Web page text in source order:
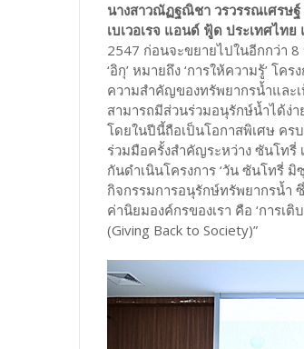
นางสาวณัฏฐณิชา วรวรรณเศรษ
เบเวอเรจ แอนด์ ฟู้ด ประเทศไท
2547 ก่อนจะขยายไปในอีกกว่า 8
‘อิกุ’ หมายถึง ‘การให้ความรู้’ โ
ความสำคัญของทรัพยากรน้ำและ
สามารถมีส่วนร่วมอนุรักษ์น้ำได้ง่
โดยในปีนี้ถือเป็นโอกาสพิเศษ คร
ร่วมมือครั้งสำคัญระหว่าง ซันโทรี่
กันดำเนินโครงการ ‘วัน ซันโทรี่
กิจกรรมการอนุรักษ์ทรัพยากรน้ำ
ค่านิยมองค์กรของเรา คือ ‘การเ
(Giving Back to Society)”